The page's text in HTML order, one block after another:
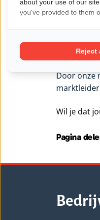
Onze
energiek,
Door onze
Wil je dat
Pagina
about your use of our
you've provided to them
Reject